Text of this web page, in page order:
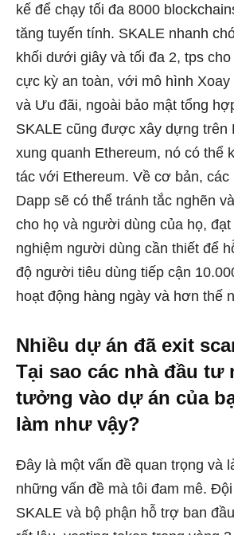
kế để chạy tối đa 8000
tăng tuyến tính. SKALE nhanh
khối dưới giây và tối đa 2, tps
cực kỳ an toàn, với mô hình Xoay
và Ưu đãi, ngoài bảo mật tổng
SKALE cũng được xây dựng trên
xung quanh Ethereum, nó có thể
tác với Ethereum. Về cơ bản, các
Dapp sẽ có thể tránh tắc nghẽn
cho họ và người dùng của họ,
nghiệm người dùng cần thiết để
độ người tiêu dùng tiếp cận
hoạt động hàng ngày và hơn thế
Nhiều dự án đã exit
Tại sao các nhà đầu tư
tưởng vào dự án của
làm như vậy?
Đây là một vấn đề quan trọng và
những vấn đề mà tôi đam mê.
SKALE và bộ phận hỗ trợ ban